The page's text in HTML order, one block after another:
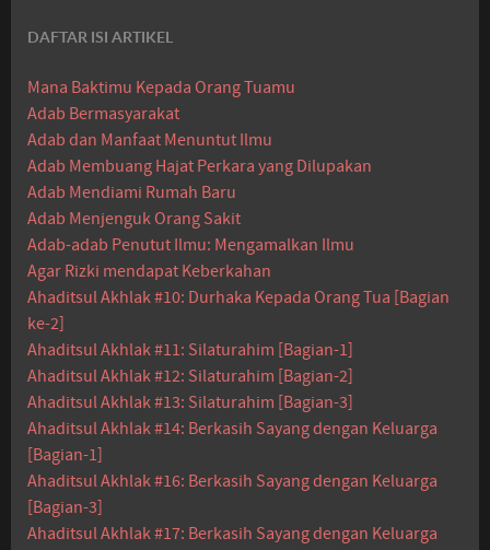
DAFTAR ISI ARTIKEL
Mana Baktimu Kepada Orang Tuamu
Adab Bermasyarakat
Adab dan Manfaat Menuntut Ilmu
Adab Membuang Hajat Perkara yang Dilupakan
Adab Mendiami Rumah Baru
Adab Menjenguk Orang Sakit
Adab-adab Penutut Ilmu: Mengamalkan Ilmu
Agar Rizki mendapat Keberkahan
Ahaditsul Akhlak #10: Durhaka Kepada Orang Tua [Bagian
ke-2]
Ahaditsul Akhlak #11: Silaturahim [Bagian-1]
Ahaditsul Akhlak #12: Silaturahim [Bagian-2]
Ahaditsul Akhlak #13: Silaturahim [Bagian-3]
Ahaditsul Akhlak #14: Berkasih Sayang dengan Keluarga
[Bagian-1]
Ahaditsul Akhlak #16: Berkasih Sayang dengan Keluarga
[Bagian-3]
Ahaditsul Akhlak #17: Berkasih Sayang dengan Keluarga